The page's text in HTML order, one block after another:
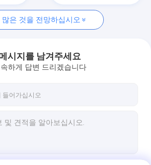
제
많은 것을 전망하십시오
시지를 남겨주세요
하게 답변 드리겠습니다